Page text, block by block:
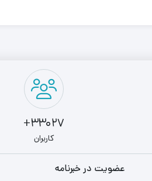
33027+
کاربران
عضویت در خبرنامه